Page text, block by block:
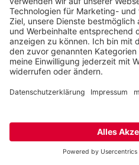
BILDER AUSBLENDEN